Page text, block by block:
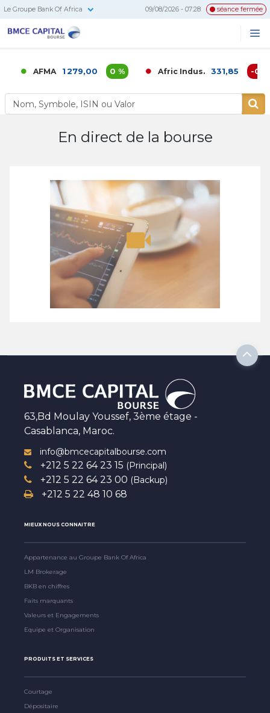
Le Groupe Bank Of Africa 09/08/2026 - 07:28 séance fermée
AFMA 1 279,00 0 % Afric Indus. 331,85 -0,02
En direct de la bourse
63,Bd Moulay Youssef, 3ème étage -
Casablanca, Maroc.
info@bmcecapitalbourse.com
+212 5 22 64 23 15 (Principal)
+212 5 22 64 23 00 (Backup)
+212 5 22 48 10 68
MIEUX NOUS CONNAITRE
Appartenance au Groupe Bank Of Africa
LM Brokerage
BKB en chiffres
Faits marquants
Valeurs et Engagements
Equipe et Organisation
PRODUITS ET SERVICES
Courtage
Dépositaire